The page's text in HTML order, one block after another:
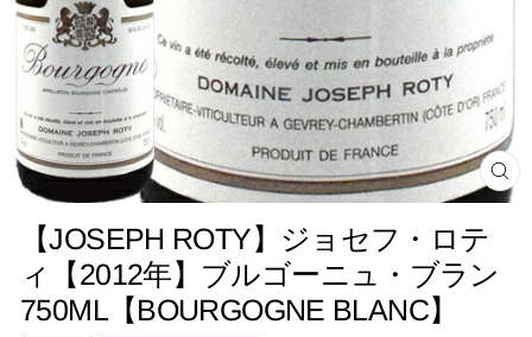
閉
じ
【JOSEPH ROTY】ジョセフ・ロテ
ィ【2012年】ブルゴーニュ・ブラン
750ML【BOURGOGNE BLANC】